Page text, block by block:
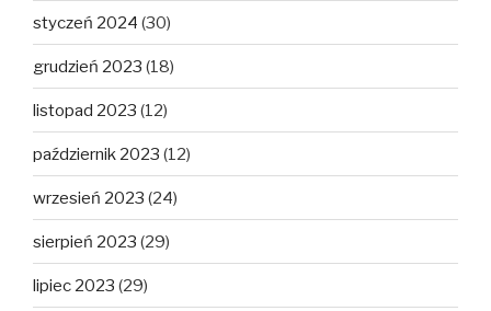
styczeń 2024 (30)
grudzień 2023 (18)
listopad 2023 (12)
październik 2023 (12)
wrzesień 2023 (24)
sierpień 2023 (29)
lipiec 2023 (29)